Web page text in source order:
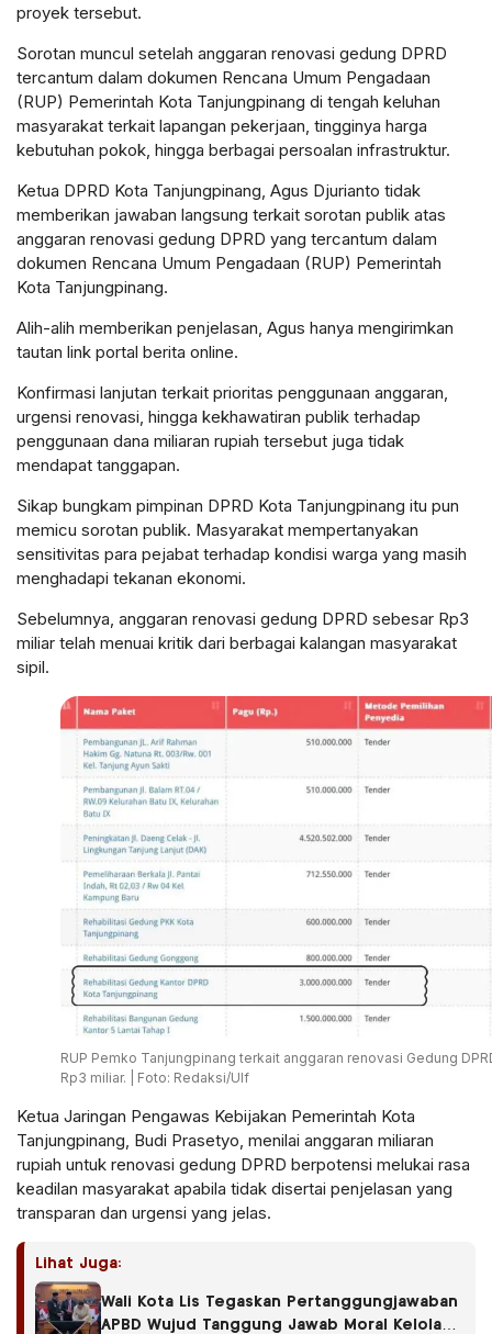
proyek tersebut.
Sorotan muncul setelah anggaran renovasi gedung DPRD
tercantum dalam dokumen Rencana Umum Pengadaan
(RUP) Pemerintah Kota Tanjungpinang di tengah keluhan
masyarakat terkait lapangan pekerjaan, tingginya harga
kebutuhan pokok, hingga berbagai persoalan infrastruktur.
Ketua DPRD Kota Tanjungpinang, Agus Djurianto tidak
memberikan jawaban langsung terkait sorotan publik atas
anggaran renovasi gedung DPRD yang tercantum dalam
dokumen Rencana Umum Pengadaan (RUP) Pemerintah
Kota Tanjungpinang.
Alih-alih memberikan penjelasan, Agus hanya mengirimkan
tautan link portal berita online.
Konfirmasi lanjutan terkait prioritas penggunaan anggaran,
urgensi renovasi, hingga kekhawatiran publik terhadap
penggunaan dana miliaran rupiah tersebut juga tidak
mendapat tanggapan.
Sikap bungkam pimpinan DPRD Kota Tanjungpinang itu pun
memicu sorotan publik. Masyarakat mempertanyakan
sensitivitas para pejabat terhadap kondisi warga yang masih
menghadapi tekanan ekonomi.
Sebelumnya, anggaran renovasi gedung DPRD sebesar Rp3
miliar telah menuai kritik dari berbagai kalangan masyarakat
sipil.
RUP Pemko Tanjungpinang terkait anggaran renovasi Gedung
Rp3 miliar. | Foto: Redaksi/Ulf
Ketua Jaringan Pengawas Kebijakan Pemerintah Kota
Tanjungpinang, Budi Prasetyo, menilai anggaran miliaran
rupiah untuk renovasi gedung DPRD berpotensi melukai rasa
keadilan masyarakat apabila tidak disertai penjelasan yang
transparan dan urgensi yang jelas.
Lihat Juga:
Wali Kota Lis Tegaskan Pertanggungjawaban
APBD Wujud Tanggung Jawab Moral Kelola